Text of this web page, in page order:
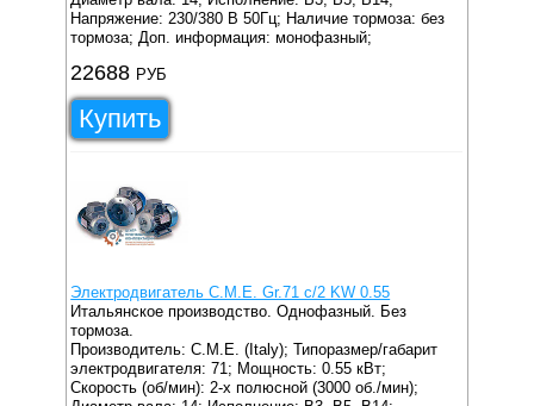
Напряжение: 230/380 В 50Гц; Наличие тормоза: без
тормоза; Доп. информация: монофазный;
22688 РУБ
Купить
Электродвигатель C.M.E. Gr.71 c/2 KW 0.55
Итальянское производство. Однофазный. Без
тормоза.
Производитель: C.M.E. (Italy); Типоразмер/габарит
электродвигателя: 71; Мощность: 0.55 кВт;
Скорость (об/мин): 2-х полюсной (3000 об./мин);